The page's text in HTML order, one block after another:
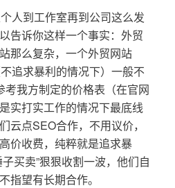
人到工作室再到公司这么发
告诉你这样一个事实：外贸
那么复杂，一个外贸网站
追求暴利的情况下）一般不
考我方制定的价格表（在官网
实打实工作的情况下最底线
云点SEO合作，不用议价，
价收费，纯粹就是追求暴
买卖”狠狠收割一波，他们自
指望有长期合作。